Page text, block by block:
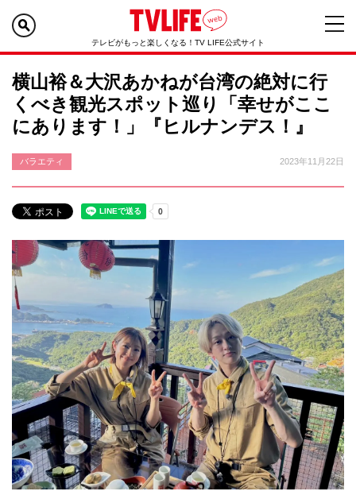
テレビがもっと楽しくなる！TV LIFE公式サイト
横山裕＆大沢あかねが台湾の絶対に行
くべき観光スポット巡り「幸せがここ
にあります！」『ヒルナンデス！』
バラエティ 2023年11月22日